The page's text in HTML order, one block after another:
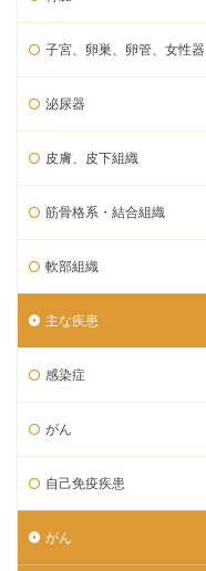
子宮、卵巣、卵管、女性器
泌尿器
皮膚、皮下組織
筋骨格系・結合組織
軟部組織
主な疾患
感染症
がん
自己免疫疾患
がん